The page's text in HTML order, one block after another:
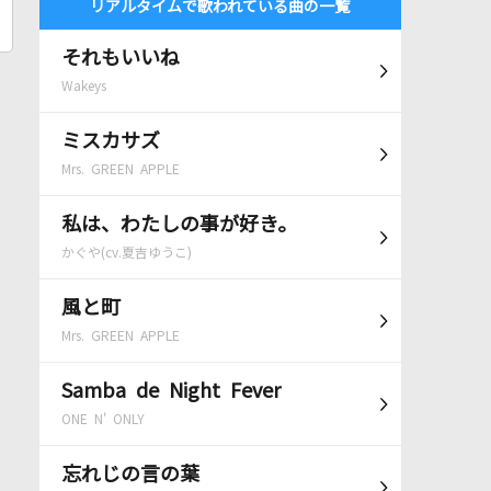
リアルタイムで歌われている曲の一覧
それもいいね
Wakeys
ミスカサズ
Mrs. GREEN APPLE
私は、わたしの事が好き。
かぐや(cv.夏吉ゆうこ)
風と町
Mrs. GREEN APPLE
Samba de Night Fever
ONE N' ONLY
忘れじの言の葉